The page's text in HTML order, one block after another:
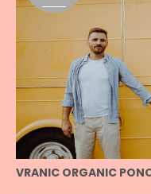
VRANIC ORGANIC